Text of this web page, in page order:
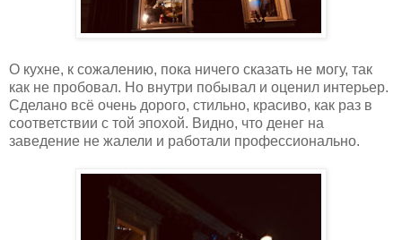
О кухне, к сожалению, пока ничего сказать не могу, так
как не пробовал. Но внутри побывал и оценил интерьер.
Сделано всё очень дорого, стильно, красиво, как раз в
соответствии с той эпохой. Видно, что денег на
заведение не жалели и работали профессионально.